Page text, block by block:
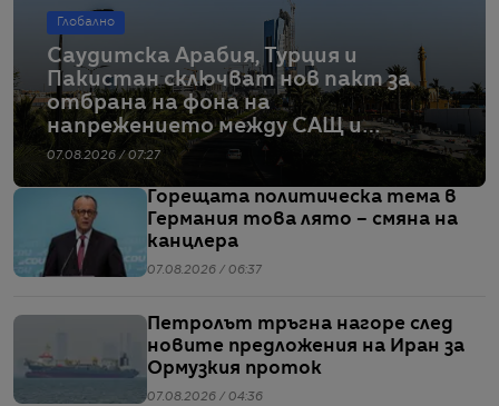
Глобално
Саудитска Арабия, Турция и
Пакистан сключват нов пакт за
отбрана на фона на
напрежението между САЩ и
Иран
07.08.2026 / 07:27
Горещата политическа тема в
Германия това лято – смяна на
канцлера
07.08.2026 / 06:37
Петролът тръгна нагоре след
новите предложения на Иран за
Ормузкия проток
07.08.2026 / 04:36